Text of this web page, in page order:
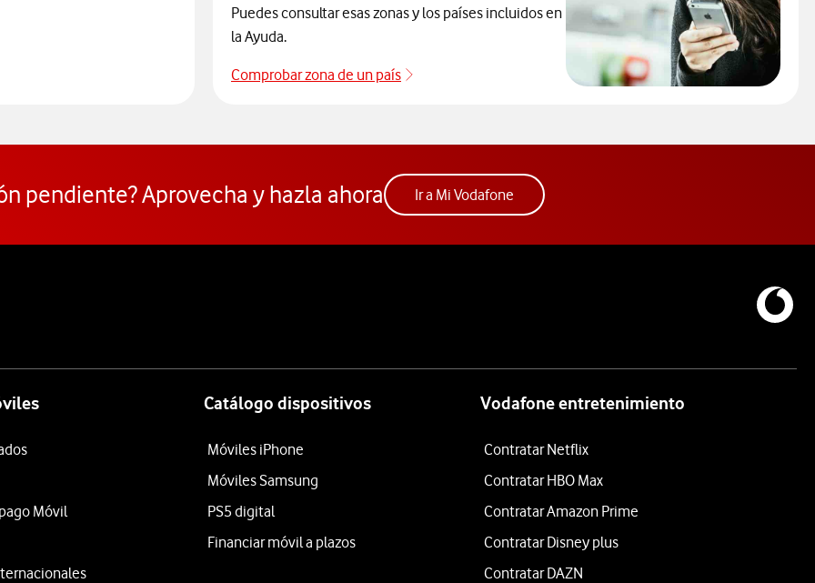
el modelo que quieres con el Comparador de móviles
Puedes consultar esas zonas y los países incluidos en
la Ayuda.
Comprobar zona de un país
Que países incluye cada zona de roaming
pendiente? Aprovecha y hazla ahora Ir a Mi VodafoneAcceder a la app Mi Vodafone. Abre ventana
Móvil
Catálogo dispositivos
Móviles iPhone
Móviles Samsung
PS5 digital
Financiar móvil a plazos
Vodafone entretenimiento
Contratar Netflix
Contratar HBO Max
Contratar Amazon Prime
Contratar Disney plus
Contratar DAZN